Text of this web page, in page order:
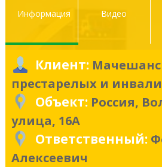
Информация Видео
Клиент:
престарелых и
Объект: Россия,
улица, 16А
Ответственный:
Алексеевич